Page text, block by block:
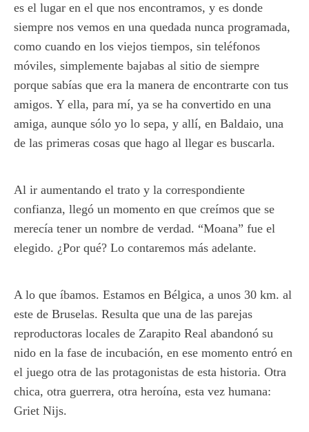
es el lugar en el que nos encontramos, y es donde
siempre nos vemos en una quedada nunca programada,
como cuando en los viejos tiempos, sin teléfonos
móviles, simplemente bajabas al sitio de siempre
porque sabías que era la manera de encontrarte con tus
amigos. Y ella, para mí, ya se ha convertido en una
amiga, aunque sólo yo lo sepa, y allí, en Baldaio, una
de las primeras cosas que hago al llegar es buscarla.
Al ir aumentando el trato y la correspondiente
confianza, llegó un momento en que creímos que se
merecía tener un nombre de verdad. “Moana” fue el
elegido. ¿Por qué? Lo contaremos más adelante.
A lo que íbamos. Estamos en Bélgica, a unos 30 km. al
este de Bruselas. Resulta que una de las parejas
reproductoras locales de Zarapito Real abandonó su
nido en la fase de incubación, en ese momento entró en
el juego otra de las protagonistas de esta historia. Otra
chica, otra guerrera, otra heroína, esta vez humana:
Griet Nijs.